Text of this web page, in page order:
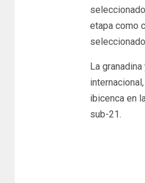
etapa como
La
ibicenca en
sub-21.